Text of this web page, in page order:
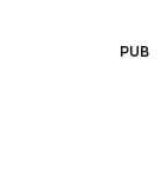
PUB